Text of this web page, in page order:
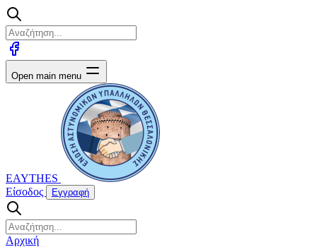
Open main menu
EAYTHES
Είσοδος
Εγγραφή
Αρχική